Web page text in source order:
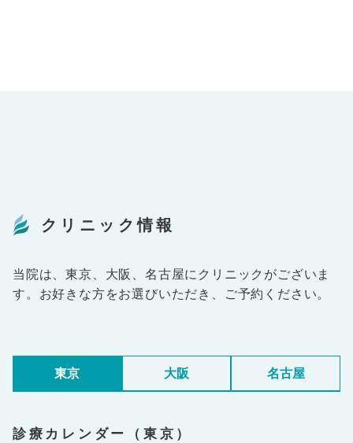
クリニック情報
当院は、東京、大阪、名古屋にクリニックがございま
す。お好きな方をお選びいただき、ご予約ください。
東京 大阪 名古屋
診療カレンダー（東京）